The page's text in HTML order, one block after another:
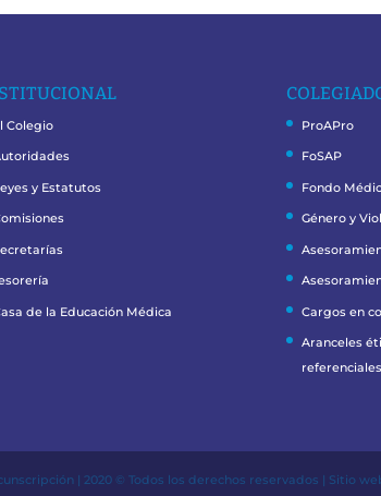
Colegio
y Estatutos
de la Educación Médica
ProAPro
FoSAP
Fondo
Género y
Cargos en
Aranceles
referenciales
| 2020 © Todos los derechos reservados | Sitio